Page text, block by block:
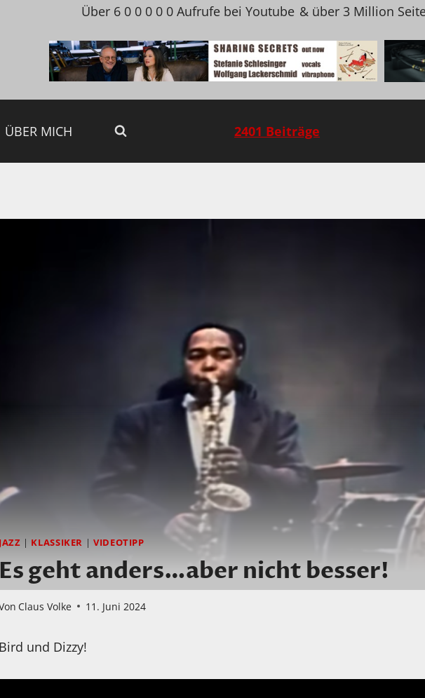
Über 6 0 0 0 0 0 Aufrufe bei Youtube & über 3 Million
ÜBER MICH 2401 Beiträge
JAZZ | KLASSIKER | VIDEOTIPP
Es geht anders…aber nicht besser!
Claus Volke 11. Juni 2024
Bird und Dizzy!